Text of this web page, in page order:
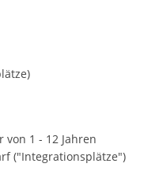
1 - 12 Jahren
("Integrationsplätze")